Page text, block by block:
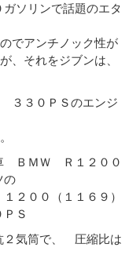
ソリンで話題のエタ
でアンチノック性が
、それをジブンは、
３３０ＰＳのエンジ
ＢＭＷ Ｒ１２００
の
２００（１１６９）
Ｓ
２気筒で、 圧縮比は